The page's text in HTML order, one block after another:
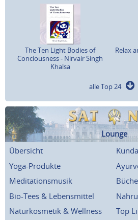
The Ten Light Bodies of
Conciousness - Nirvair Singh
Khalsa
Relax
alle Top 24
Lounge
Übersicht
Yoga-Produkte
Meditationsmusik
Bio-Tees & Lebensmittel
Naturkosmetik & Wellness
Top